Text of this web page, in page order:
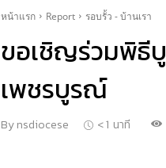
หน้าแรก Report รอบรั้ว - บ้านเรา
ขอเชิญร่วมพิธี
เพชรบูรณ์
Bynsdiocese < 1 นาที